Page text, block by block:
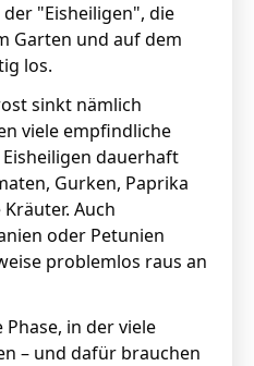
"Eisheiligen", die
Garten und auf dem
los.
sinkt nämlich
viele empfindliche
dauerhaft
Gurken, Paprika
Auch
oder Petunien
problemlos raus an
in der viele
– und dafür brauchen